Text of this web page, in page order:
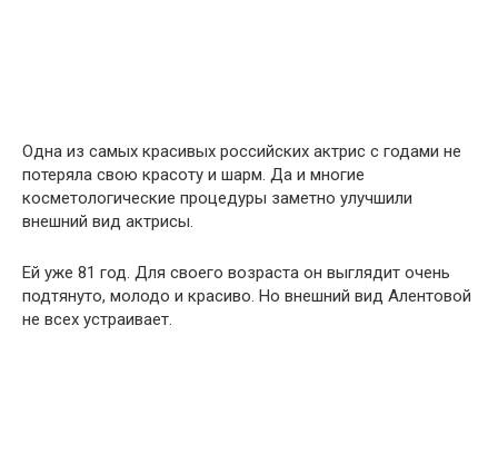
Одна из самых красивых российских актрис с годами не
потеряла свою красоту и шарм. Да и многие
косметологические процедуры заметно улучшили
внешний вид актрисы.
Ей уже 81 год. Для своего возраста он выглядит очень
подтянуто, молодо и красиво. Но внешний вид Алентовой
не всех устраивает.